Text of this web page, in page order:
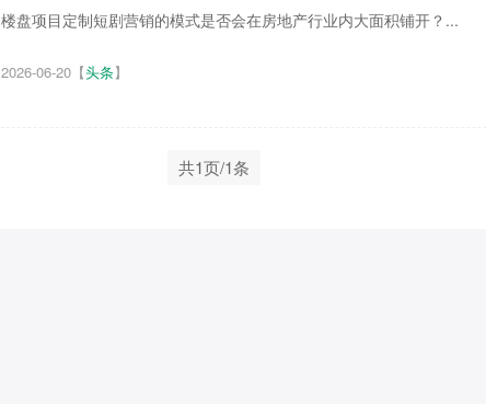
楼盘项目定制短剧营销的模式是否会在房地产行业内大面积铺开？...
2026-06-20【头条】
共1页/1条